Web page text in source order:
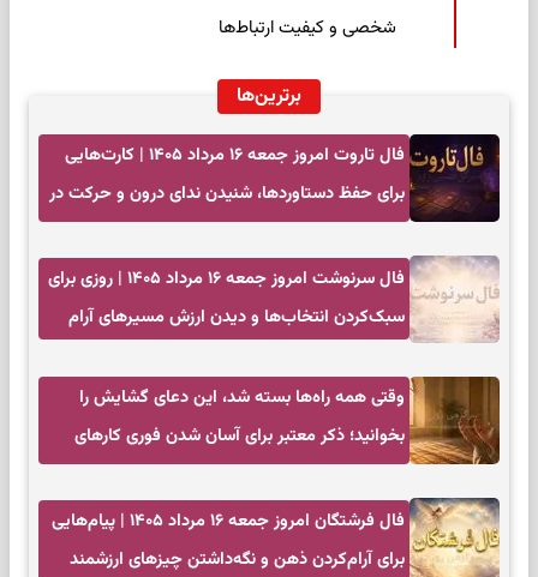
شخصی و کیفیت ارتباط‌ها
برترین‌ها
فال تاروت امروز جمعه ۱۶ مرداد ۱۴۰۵ | کارت‌هایی
برای حفظ دستاوردها، شنیدن ندای درون و حرکت در
فال سرنوشت امروز جمعه ۱۶ مرداد ۱۴۰۵ | روزی برای
سبک‌کردن انتخاب‌ها و دیدن ارزش مسیرهای آرام
وقتی همه راه‌ها بسته شد، این دعای گشایش را
بخوانید؛ ذکر معتبر برای آسان شدن فوری کارهای
فال فرشتگان امروز جمعه ۱۶ مرداد ۱۴۰۵ | پیام‌هایی
برای آرام‌کردن ذهن و نگه‌داشتن چیزهای ارزشمند